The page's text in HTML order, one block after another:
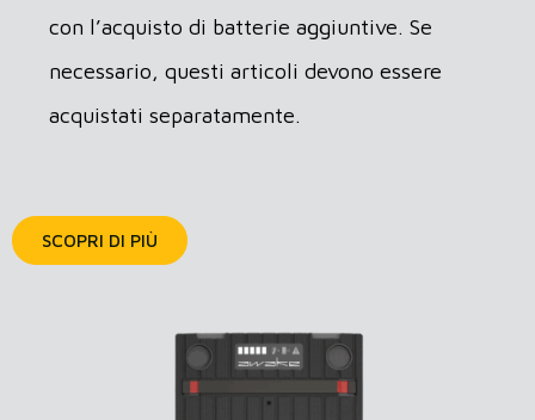
con l’acquisto di batterie aggiuntive. Se
necessario, questi articoli devono essere
acquistati separatamente.
SCOPRI DI PIÙ